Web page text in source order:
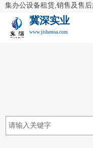
集办公设备租赁,销售及售
冀深实业
www.jishenoa.com